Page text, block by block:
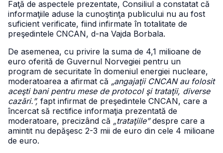
Faţă de aspectele prezentate, Consiliul a constatat că
informaţiile aduse la cunoştinţa publicului nu au fost
suficient verificate, fiind infirmate în totalitate de
preşedintele CNCAN, d-na Vajda Borbala.
De asemenea, cu privire la suma de 4,1 milioane de
euro oferită de Guvernul Norvegiei pentru un
program de securitate în domeniul energiei nucleare,
moderatoarea a afirmat că „angajaţii CNCAN au folosit
aceşti bani pentru mese de protocol şi trataţii, diverse
cazări.”, fapt infirmat de preşedintele CNCAN, care a
încercat să rectifice informaţia prezentată de
moderatoare, precizând că „trataţiile”despre care a
amintit nu depăşesc 2-3 mii de euro din cele 4 milioane
de euro.